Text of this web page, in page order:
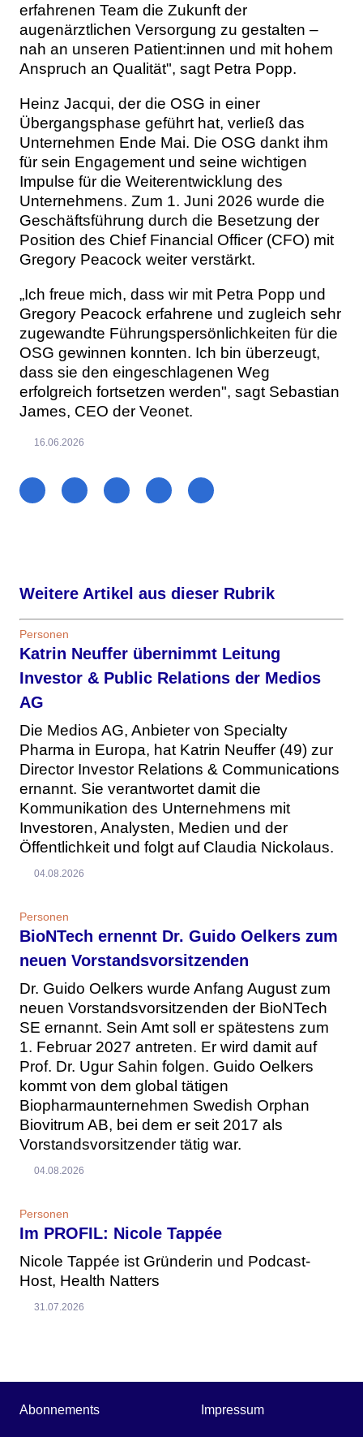
erfahrenen Team die Zukunft der
augenärztlichen Versorgung zu gestalten –
nah an unseren Patient:innen und mit hohem
Anspruch an Qualität", sagt Petra Popp.
Heinz Jacqui, der die OSG in einer
Übergangsphase geführt hat, verließ das
Unternehmen Ende Mai. Die OSG dankt ihm
für sein Engagement und seine wichtigen
Impulse für die Weiterentwicklung des
Unternehmens. Zum 1. Juni 2026 wurde die
Geschäftsführung durch die Besetzung der
Position des Chief Financial Officer (CFO) mit
Gregory Peacock weiter verstärkt.
„Ich freue mich, dass wir mit Petra Popp und
Gregory Peacock erfahrene und zugleich sehr
zugewandte Führungspersönlichkeiten für die
OSG gewinnen konnten. Ich bin überzeugt,
dass sie den eingeschlagenen Weg
erfolgreich fortsetzen werden", sagt Sebastian
James, CEO der Veonet.
16.06.2026
Weitere Artikel aus dieser Rubrik
Personen
Katrin Neuffer übernimmt Leitung
Investor & Public Relations der Medios
AG
Die Medios AG, Anbieter von Specialty
Pharma in Europa, hat Katrin Neuffer (49) zur
Director Investor Relations & Communications
ernannt. Sie verantwortet damit die
Kommunikation des Unternehmens mit
Investoren, Analysten, Medien und der
Öffentlichkeit und folgt auf Claudia Nickolaus.
04.08.2026
Personen
BioNTech ernennt Dr. Guido Oelkers zum
neuen Vorstandsvorsitzenden
Dr. Guido Oelkers wurde Anfang August zum
neuen Vorstandsvorsitzenden der BioNTech
SE ernannt. Sein Amt soll er spätestens zum
1. Februar 2027 antreten. Er wird damit auf
Prof. Dr. Ugur Sahin folgen. Guido Oelkers
kommt von dem global tätigen
Biopharmaunternehmen Swedish Orphan
Biovitrum AB, bei dem er seit 2017 als
Vorstandsvorsitzender tätig war.
04.08.2026
Personen
Im PROFIL: Nicole Tappée
Nicole Tappée ist Gründerin und Podcast-
Host, Health Natters
31.07.2026
Abonnements Impressum